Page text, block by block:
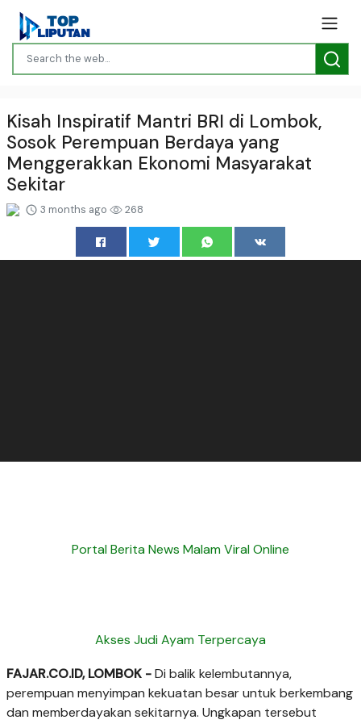
Kisah Inspiratif Mantri BRI di Lombok,
Sosok Perempuan Berdaya yang
Menggerakkan Ekonomi Masyarakat
Sekitar
3 months ago 268
Portal Berita News Malam Viral Online
Akses Judi Ayam Terpercaya
FAJAR.CO.ID, LOMBOK -Di balik kelembutannya,
perempuan menyimpan kekuatan besar untuk berkembang
dan memberdayakan sekitarnya. Ungkapan tersebut